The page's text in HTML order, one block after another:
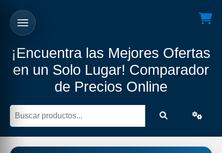
¡Encuentra las Mejores Ofertas
en un Solo Lugar! Comparador
de Precios Online